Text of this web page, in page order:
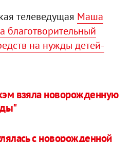
телеведущая Маша
благотворительный
на нужды детей-
взяла новорожденную
с новорожденной